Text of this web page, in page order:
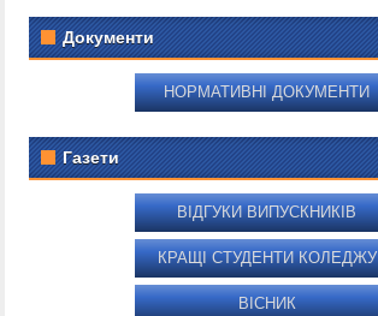
Документи
НОРМАТИВНІ ДОКУМЕНТИ
Газети
ВІДГУКИ ВИПУСКНИКІВ
КРАЩІ СТУДЕНТИ КОЛЕДЖУ
ВІСНИК